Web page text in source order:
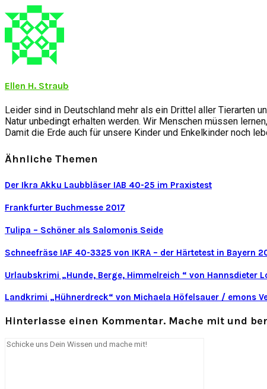
Ellen H. Straub
Leider sind in Deutschland mehr als ein Drittel aller Tierarten
Natur unbedingt erhalten werden. Wir Menschen müssen
Damit die Erde auch für unsere Kinder und Enkelkinder noch
Ähnliche Themen
Der Ikra Akku Laubbläser IAB 40-25 im Praxistest
Frankfurter Buchmesse 2017
Tulipa – Schöner als Salomonis Seide
Schneefräse IAF 40-3325 von IKRA – der Härtetest in Bayern
Urlaubskrimi „Hunde, Berge, Himmelreich “ von Hannsdieter
Landkrimi „Hühnerdreck“ von Michaela Höfelsauer / emons
Hinterlasse einen Kommentar. Mache mit und